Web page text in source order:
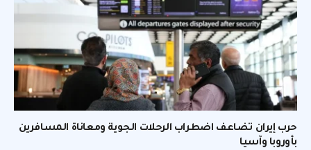
حرب إيران تضاعف اضطراب الرحلات الجوية ومعاناة المسافرين
بأوروبا وآسيا